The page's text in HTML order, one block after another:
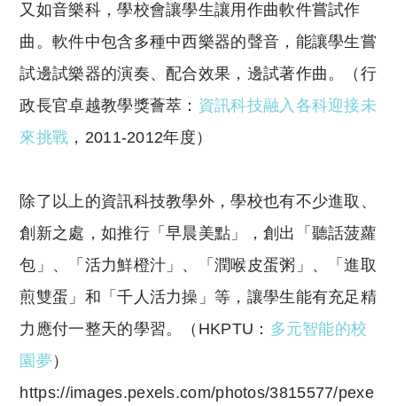
又如音樂科，學校會讓學生讓用作曲軟件嘗試作
曲。軟件中包含多種中西樂器的聲音，能讓學生嘗
試邊試樂器的演奏、配合效果，邊試著作曲。（行
政長官卓越教學獎薈萃： 資訊科技融入各科迎接未
來挑戰 ， 2011-2012年度）
除了以上的資訊科技教學外，學校也有不少進取、
創新之處，如推行「早晨美點」，創出「聽話菠蘿
包」、「活力鮮橙汁」、「潤喉皮蛋粥」、「進取
煎雙蛋」和「千人活力操」等，讓學生能有充足精
力應付一整天的學習。（ HKPTU ： 多元智能的校
園夢 ）
https://images.pexels.com/photos/3815577/pexe